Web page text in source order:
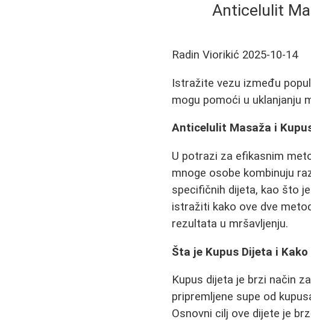
Anticelulit
Radin Viorikić 2025-10-14
Istražite vezu između
mogu pomoći u uklanjanju
Anticelulit Masaža i
U potrazi za efikasnim
mnoge osobe kombinuju
specifičnih dijeta, kao što
istražiti kako ove dve
rezultata u mršavljenju.
Šta je Kupus Dijeta i Kako
Kupus dijeta je brzi način
pripremljene supe od
Osnovni cilj ove dijete je